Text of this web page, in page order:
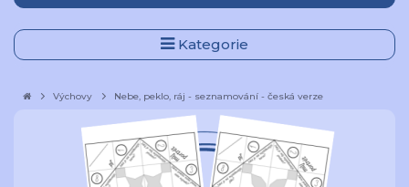
Kategorie
Výchovy Nebe, peklo, ráj - seznamování - česká verze